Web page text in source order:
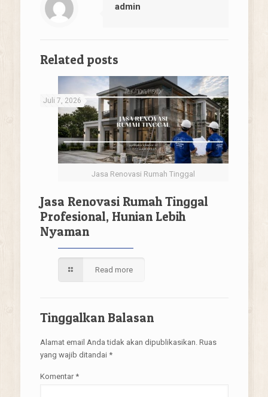
admin
Related posts
Jasa Renovasi Rumah Tinggal
Juli 7, 2026
Jasa Renovasi Rumah Tinggal
Profesional, Hunian Lebih
Nyaman
Read more
Tinggalkan Balasan
Alamat email Anda tidak akan dipublikasikan. Ruas
yang wajib ditandai *
Komentar *